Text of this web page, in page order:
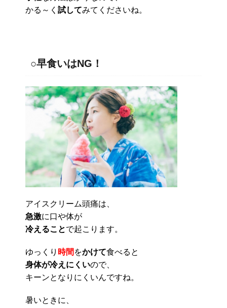
かる～く 試してみてくださいね。
○早食いはNG！
アイスクリーム頭痛は、
急激に口や体が
冷えることで起こります。
ゆっくり 時間 をかけて食べると
身体が冷えにくいので、
キーンとなりにくいんですね。
暑いときに、